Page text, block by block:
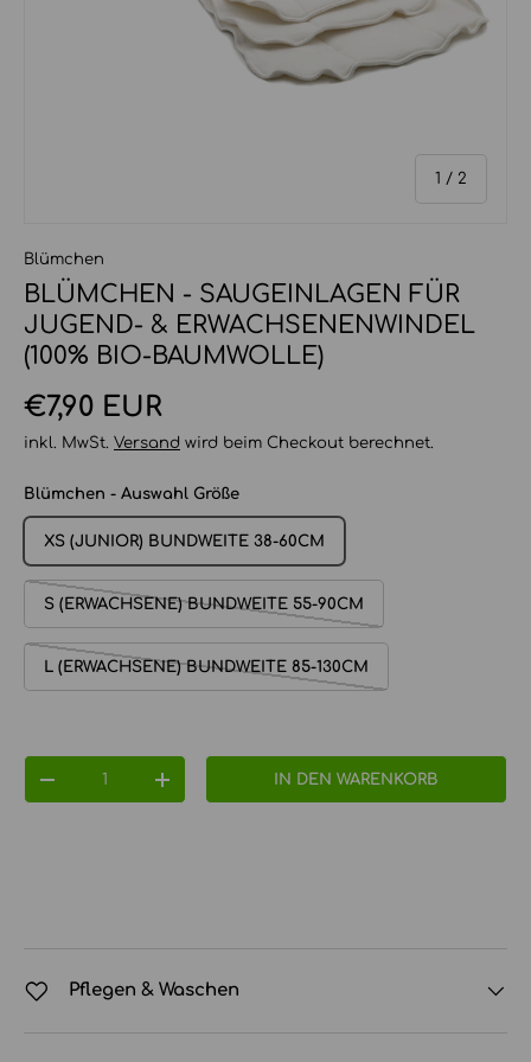
1 / von
2
Blümchen
BLÜMCHEN - SAUGEINLAGEN FÜR
JUGEND- & ERWACHSENENWINDEL
(100% BIO-BAUMWOLLE)
Normaler Preis
€7,90 EUR
inkl. MwSt. Versand wird beim Checkout berechnet.
Blümchen - Auswahl Größe
XS (JUNIOR) BUNDWEITE 38-60CM
S (ERWACHSENE) BUNDWEITE 55-90CM
L (ERWACHSENE) BUNDWEITE 85-130CM
MENGE VERRINGERNMENGE ERHÖHENIN DEN WARENKORB
Pflegen & Waschen